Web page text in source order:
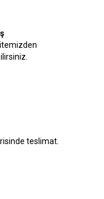
teslimat.